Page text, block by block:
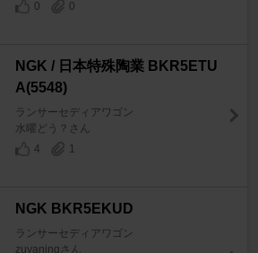
0
0
NGK / 日本特殊陶業 BKR5ETU
A(5548)
ランサーセディアワゴン
水曜どう？さん
4
1
NGK BKR5EKUD
ランサーセディアワゴン
zuyaningさん